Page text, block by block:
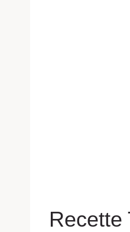
Recette